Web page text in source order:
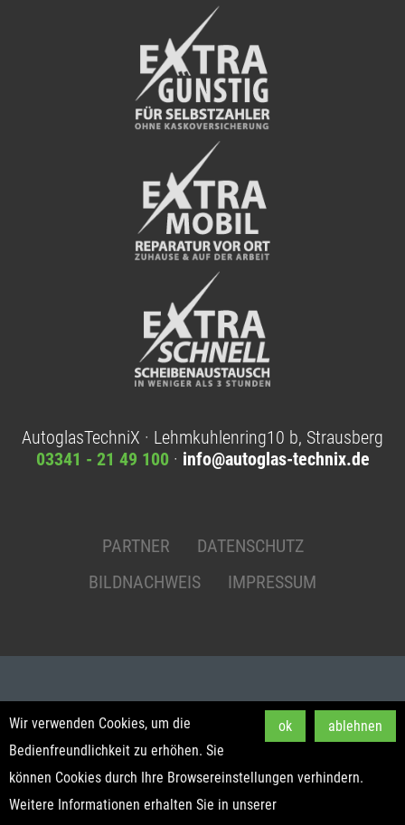
AutoglasTechniX · Lehmkuhlenring10 b, Strausberg
03341 - 21 49 100· info@autoglas-technix.de
PARTNER
DATENSCHUTZ
BILDNACHWEIS
IMPRESSUM
ok ablehnen
Wir verwenden Cookies, um die
Bedienfreundlichkeit zu erhöhen. Sie
können Cookies durch Ihre Browsereinstellungen verhindern.
Weitere Informationen erhalten Sie in unserer